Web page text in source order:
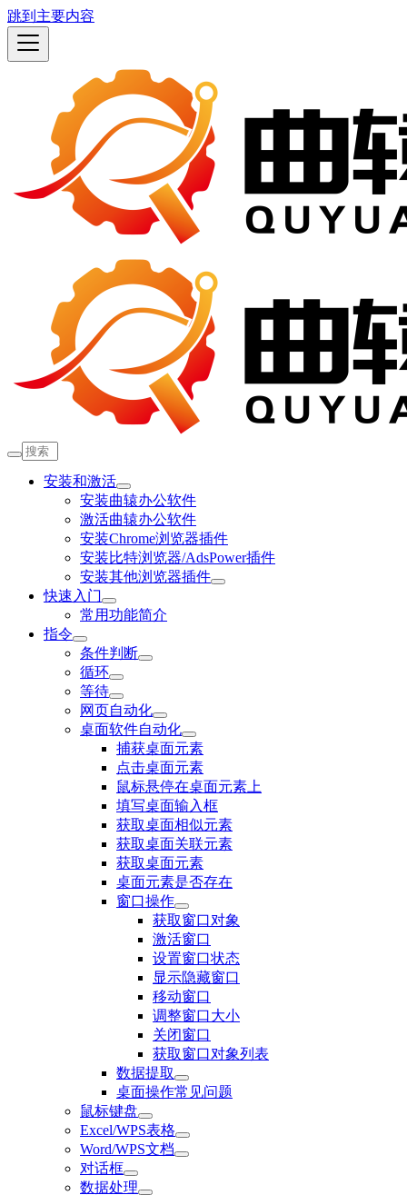
跳到主要内容
安装和激活
安装曲辕办公软件
激活曲辕办公软件
安装Chrome浏览器插件
安装比特浏览器/AdsPower插件
安装其他浏览器插件
快速入门
常用功能简介
指令
条件判断
循环
等待
网页自动化
桌面软件自动化
捕获桌面元素
点击桌面元素
鼠标悬停在桌面元素上
填写桌面输入框
获取桌面相似元素
获取桌面关联元素
获取桌面元素
桌面元素是否存在
窗口操作
获取窗口对象
激活窗口
设置窗口状态
显示隐藏窗口
移动窗口
调整窗口大小
关闭窗口
获取窗口对象列表
数据提取
桌面操作常见问题
鼠标键盘
Excel/WPS表格
Word/WPS文档
对话框
数据处理